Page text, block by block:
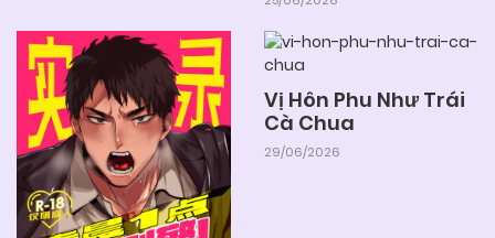
Vị Hôn Phu Như Trái
Cà Chua
29/06/2026